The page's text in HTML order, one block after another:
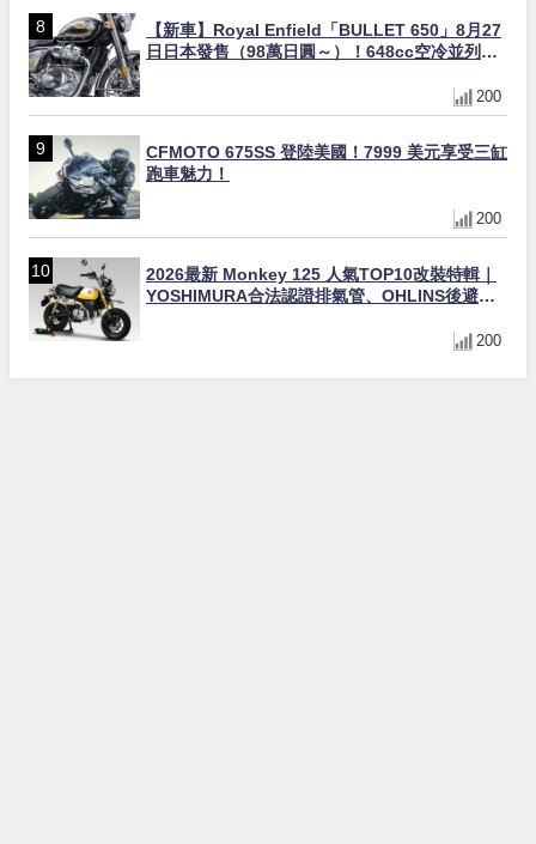
【新車】Royal Enfield「BULLET 650」8月27
日日本發售（98萬日圓～）！648cc空冷並列雙
200
CFMOTO 675SS 登陸美國！7999 美元享受三缸
跑車魅力！
200
2026最新 Monkey 125 人氣TOP10改裝特輯｜
YOSHIMURA合法認證排氣管、OHLINS後避
200